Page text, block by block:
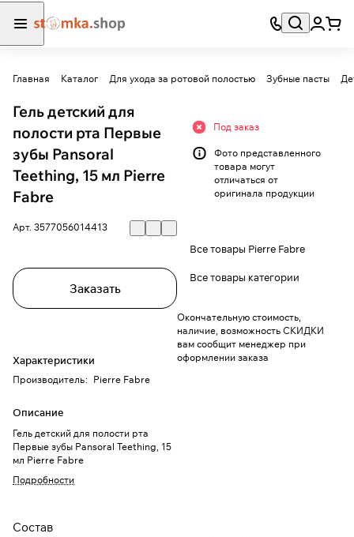
Главная Каталог Для ухода за ротовой полостью Зубные пасты
Гель детский для
полости рта Первые
зубы Pansoral
Teething, 15 мл Pierre
Fabre
Арт. 3577056014413
Заказать
Характеристики
Производитель: Pierre Fabre
Описание
Гель детский для полости рта
Первые зубы Pansoral Teething, 15
мл Pierre Fabre
Подробности
Под заказ
Фото представленного
товара могут
отличаться от
оригинала продукции
Все товары Pierre Fabre
Все товары категории
Окончательную стоимость,
наличие, возможность СКИДКИ
вам сообщит менеджер при
оформлении заказа
Состав